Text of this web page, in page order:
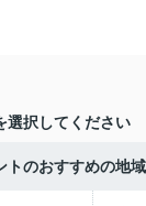
選択してください
トのおすすめの地域